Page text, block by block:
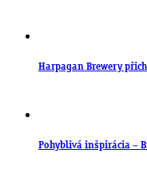
Harpagan Brewery
Pohyblivá inšpirácia –